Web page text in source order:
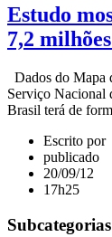
Estudo
7,2
Dados do Mapa
Serviço Nacional
Brasil terá de
Escrito por
publicado
20/09/12
17h25
Subcategorias